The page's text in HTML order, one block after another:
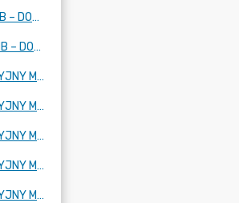
RLD.6721.17.2025.IB – DOTYCZY FRAGMENTU MIEJSCOWOŚCI: ADAMÓW -WIEŚ, KUKLÓWKA ZARZECZNA I KRZE DUŻE
RLD.6721.18.2025.IB – DOTYCZY FRAGMENTU MIEJSCOWOŚCI KUKLÓWKA ZARZECZNA.
PROCES LEGISLACYJNY MPZP OBEJMUJĄCY FRAGMENT MIEJSCOWOŚCI RADZIEJOWICE PARCEL
PROCES LEGISLACYJNY MPZP OBEJMUJĄCY FRAGMENT MIEJSCOWOŚCI BUDY MSZCZONOWSKIE
PROCES LEGISLACYJNY MPZP OBEJMUJĄCY FRAGMENT MIEJSCOWOŚCI KRZE DUŻE
PROCES LEGISLACYJNY MPZP OBEJMUJĄCY FRAGMENT MIEJSCOWOŚCI RADZIEJOWICE, FRAGMENTY MIEJSCOWOŚCI RADZIEJOWICE-PARCEL ORAZ FRAGMENTY MIEJSCOWOŚCI ZBOISKA
PROCES LEGISLACYJNY MPZP OBEJMUJĄCY FRAGMENT MIEJSCOWOŚCI SŁABOMIERZ, FRAGMENT MIEJSCOWOŚCI BUDY MSZCZONOWSKIE, FRAGMENT MIEJSCOWOŚCI KRZYŻÓWKA ORAZ FRAGMENT MIEJSCOWOŚCI ZAZDROŚĆ